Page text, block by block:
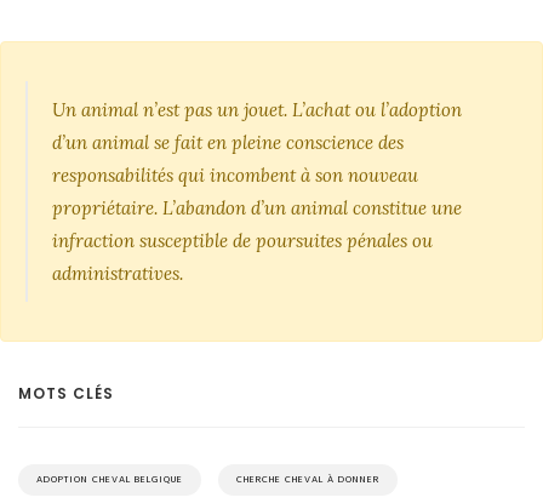
Un animal n’est pas un jouet. L’achat ou l’adoption
d’un animal se fait en pleine conscience des
responsabilités qui incombent à son nouveau
propriétaire. L’abandon d’un animal constitue une
infraction susceptible de poursuites pénales ou
administratives.
MOTS CLÉS
ADOPTION CHEVAL BELGIQUE CHERCHE CHEVAL À DONNER